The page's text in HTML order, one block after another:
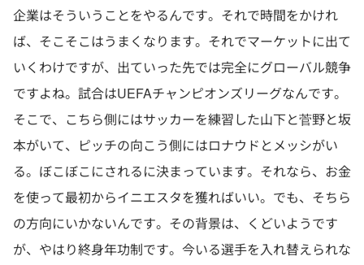
企業はそういうことをやるんです。それで時間をかけれ
ば、そこそこはうまくなります。それでマーケットに出て
いくわけですが、出ていった先では完全にグローバル競争
ですよね。試合はUEFAチャンピオンズリーグなんです。
そこで、こちら側にはサッカーを練習した山下と菅野と坂
本がいて、ピッチの向こう側にはロナウドとメッシがい
る。ぼこぼこにされるに決まっています。それなら、お金
を使って最初からイニエスタを獲ればいい。でも、そちら
の方向にいかないんです。その背景は、くどいようです
が、やはり終身年功制です。今いる選手を入れ替えられな